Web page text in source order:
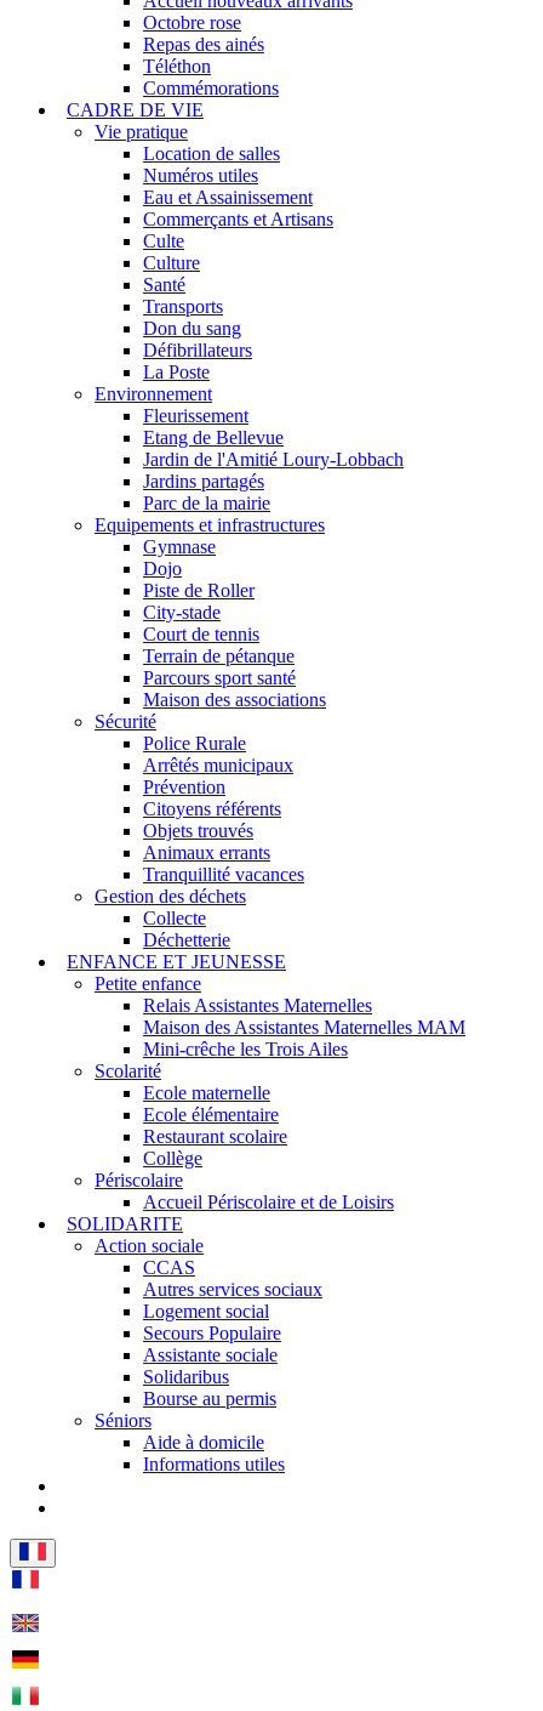
Octobre rose
Repas des ainés
Téléthon
Commémorations
CADRE DE VIE
Vie pratique
Location de salles
Numéros utiles
Eau et Assainissement
Commerçants et Artisans
Culte
Culture
Santé
Transports
Don du sang
Défibrillateurs
La Poste
Environnement
Fleurissement
Etang de Bellevue
Jardin de l'Amitié Loury-Lobbach
Jardins partagés
Parc de la mairie
Equipements et infrastructures
Gymnase
Dojo
Piste de Roller
City-stade
Court de tennis
Terrain de pétanque
Parcours sport santé
Maison des associations
Sécurité
Police Rurale
Arrêtés municipaux
Prévention
Citoyens référents
Objets trouvés
Animaux errants
Tranquillité vacances
Gestion des déchets
Collecte
Déchetterie
ENFANCE ET JEUNESSE
Petite enfance
Relais Assistantes Maternelles
Maison des Assistantes Maternelles MAM
Mini-crêche les Trois Ailes
Scolarité
Ecole maternelle
Ecole élémentaire
Restaurant scolaire
Collège
Périscolaire
Accueil Périscolaire et de Loisirs
SOLIDARITE
Action sociale
CCAS
Autres services sociaux
Logement social
Secours Populaire
Assistante sociale
Solidaribus
Bourse au permis
Séniors
Aide à domicile
Informations utiles